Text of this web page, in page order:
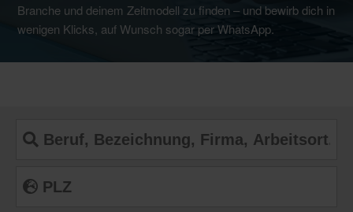
Branche und deinem Zeitmodell zu finden – und bewirb dich in
wenigen Klicks, auf Wunsch sogar per WhatsApp.